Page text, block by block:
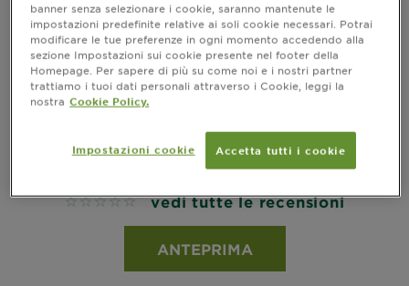
OLIA
7.3 - Biondo Dorato
No reviews vedi tutte le recensioni
ANTEPRIMA
banner senza selezionare i cookie, saranno mantenute le
impostazioni predefinite relative ai soli cookie necessari. Potrai
modificare le tue preferenze in ogni momento accedendo alla
sezione Impostazioni sui cookie presente nel footer della
Homepage. Per sapere di più su come noi e i nostri partner
trattiamo i tuoi dati personali attraverso i Cookie, leggi la
nostra Cookie Policy.
Impostazioni cookie Accetta tutti i cookie